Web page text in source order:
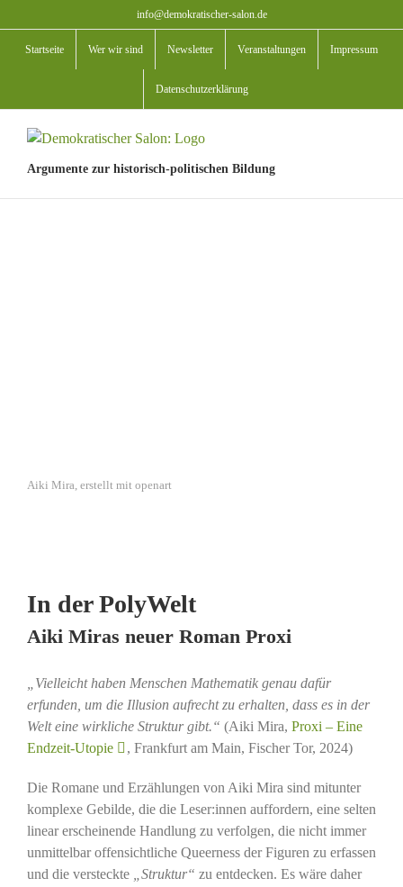
Inhalt
springen
info@demokratischer-salon.de
Startseite Wer wir sind Newsletter Veranstaltungen Impressum
Datenschutzerklärung
Argumente zur historisch-politischen Bildung
Aiki Mira, erstellt mit openart
In der PolyWelt
Aiki Miras neuer Roman Proxi
„Vielleicht haben Menschen Mathematik genau dafür
erfunden, um die Illusion aufrecht zu erhalten, dass es in der
Welt eine wirkliche Struktur gibt.“ (Aiki Mira, Proxi – Eine
Endzeit-Utopie
, Frankfurt am Main, Fischer Tor, 2024)
Die Romane und Erzählungen von Aiki Mira sind mitunter
komplexe Gebilde, die die Leser:innen auffordern, eine selten
linear erscheinende Handlung zu verfolgen, die nicht immer
unmittelbar offensichtliche Queerness der Figuren zu erfassen
und die versteckte
„Struktur“ zu entdecken. Es wäre daher